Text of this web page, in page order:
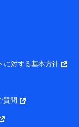
ープ 代表取締役
ンネット日本橋
表取締役社長 吉
に対する基本方針
質問